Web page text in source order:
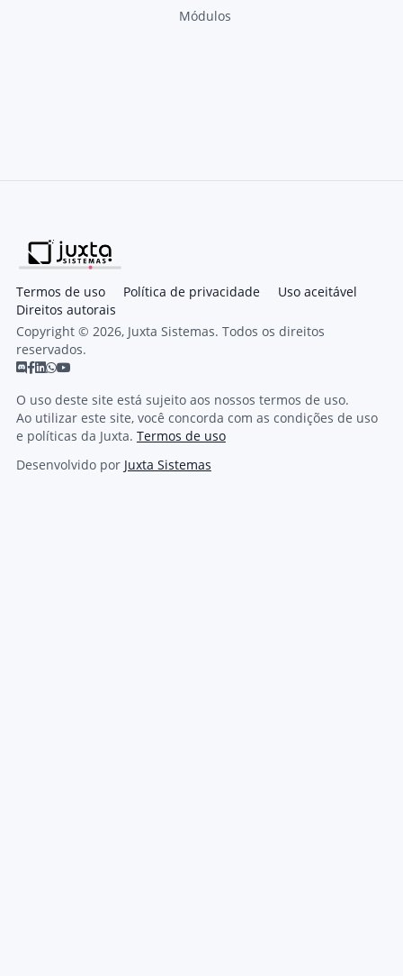
Módulos
Termos de uso Política de privacidade
Uso aceitável
Direitos autorais
Copyright © 2026, Juxta Sistemas. Todos os direitos
reservados.
O uso deste site está sujeito aos nossos termos de uso.
Ao utilizar este site, você concorda com as condições de uso
e políticas da Juxta. Termos de uso
Desenvolvido por Juxta Sistemas